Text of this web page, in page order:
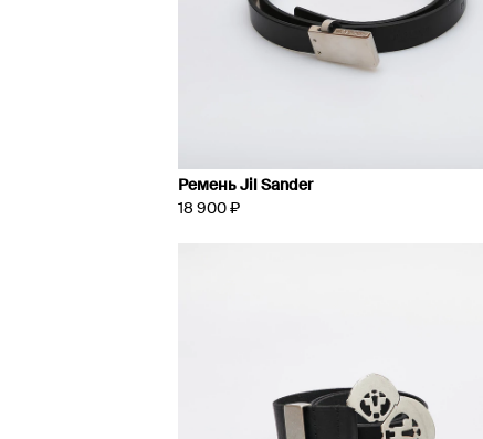
Ремень Jil Sander
18 900 ₽